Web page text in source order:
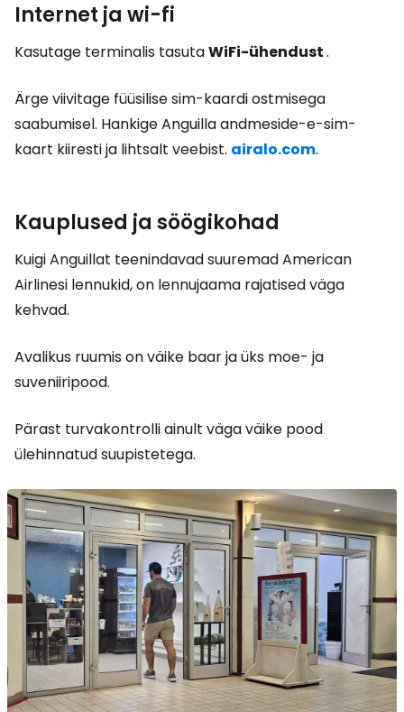
Internet ja wi-fi
Kasutage terminalis tasutaWiFi-ühendust.
Ärge viivitage füüsilise sim-kaardi ostmisega
saabumisel. Hankige Anguilla andmeside-e-sim-
kaart kiiresti ja lihtsalt veebist. airalo.com.
Kauplused ja söögikohad
Kuigi Anguillat teenindavad suuremad American
Airlinesi lennukid, on lennujaama rajatised väga
kehvad.
Avalikus ruumis on väike baar ja üks moe- ja
suveniiripood.
Pärast turvakontrolli ainult väga väike pood
ülehinnatud suupistetega.